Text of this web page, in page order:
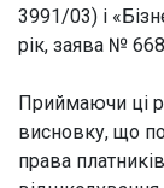
3991/03) і
рік, заява №
Приймаючи ці
висновку, що
права